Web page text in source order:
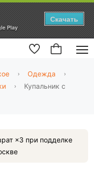
Play
Скачать
Одежда
Купальник с
×3 при подделке